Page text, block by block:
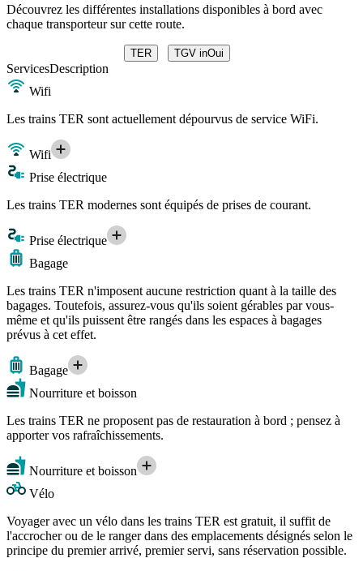
Découvrez les différentes installations disponibles à bord avec
chaque transporteur sur cette route.
TER TGV inOui
ServicesDescription
Wifi
Les trains TER sont actuellement dépourvus de service WiFi.
Wifi
Prise électrique
Les trains TER modernes sont équipés de prises de courant.
Prise électrique
Bagage
Les trains TER n'imposent aucune restriction quant à la taille des
bagages. Toutefois, assurez-vous qu'ils soient gérables par vous-
même et qu'ils puissent être rangés dans les espaces à bagages
prévus à cet effet.
Bagage
Nourriture et boisson
Les trains TER ne proposent pas de restauration à bord ; pensez à
apporter vos rafraîchissements.
Nourriture et boisson
Vélo
Voyager avec un vélo dans les trains TER est gratuit, il suffit de
l'accrocher ou de le ranger dans des emplacements désignés selon le
principe du premier arrivé, premier servi, sans réservation possible.